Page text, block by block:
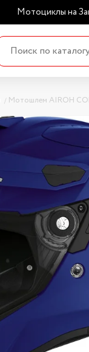
Мотоциклы на
Мотошлем AIROH